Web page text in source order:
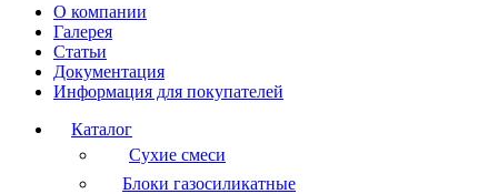
О компании
Галерея
Статьи
Документация
Информация для покупателей
Каталог
Сухие смеси
Блоки газосиликатные